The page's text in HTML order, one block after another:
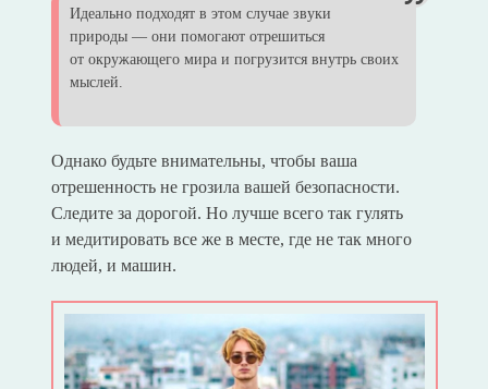
Идеально подходят в этом случае звуки
природы — они помогают отрешиться
от окружающего мира и погрузится внутрь своих
мыслей.
Однако будьте внимательны, чтобы ваша
отрешенность не грозила вашей безопасности.
Следите за дорогой. Но лучше всего так гулять
и медитировать все же в месте, где не так много
людей, и машин.